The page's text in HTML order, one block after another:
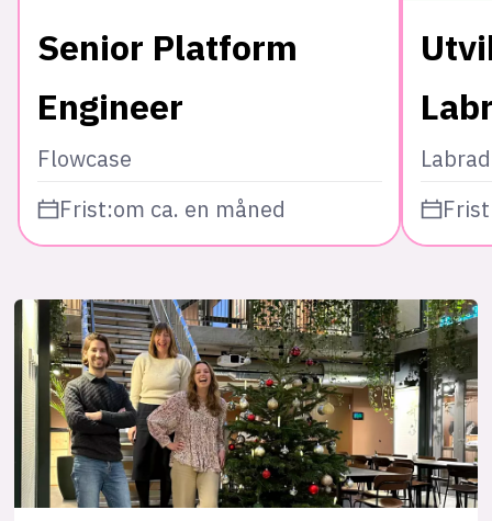
Senior Platform
Engineer
Flowcase
Frist:om ca. en måned